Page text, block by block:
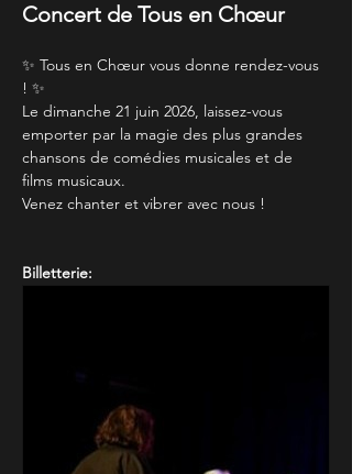
Concert de Tous en Chœur
✨ Tous en Chœur vous donne rendez-vous
! ✨
Le dimanche 21 juin 2026, laissez-vous
emporter par la magie des plus grandes
chansons de comédies musicales et de
films musicaux.
Venez chanter et vibrer avec nous !
Billetterie: